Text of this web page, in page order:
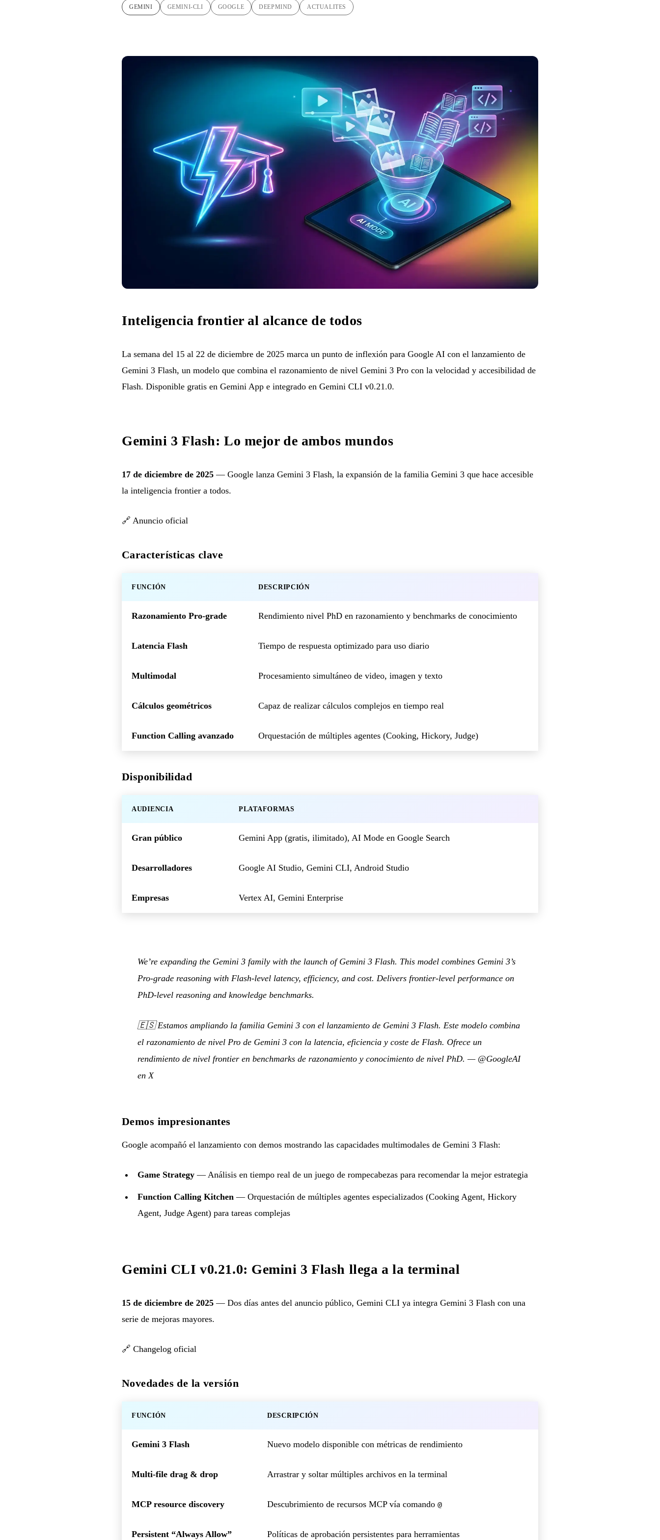
GEMINI GEMINI-CLI GOOGLE DEEPMIND ACTUALITES
Inteligencia frontier al alcance de todos
La semana del 15 al 22 de diciembre de 2025 marca un punto de inflexión para Google AI con el lanzamiento de
Gemini 3 Flash, un modelo que combina el razonamiento de nivel Gemini 3 Pro con la velocidad y accesibilidad de
Flash. Disponible gratis en Gemini App e integrado en Gemini CLI v0.21.0.
Gemini 3 Flash: Lo mejor de ambos mundos
17 de diciembre de 2025 — Google lanza Gemini 3 Flash, la expansión de la familia Gemini 3 que hace accesible
la inteligencia frontier a todos.
🔗 Anuncio oficial
Características clave
FUNCIÓN DESCRIPCIÓN
Razonamiento Pro-grade Rendimiento nivel PhD en razonamiento y benchmarks de conocimiento
Latencia Flash Tiempo de respuesta optimizado para uso diario
Multimodal Procesamiento simultáneo de video, imagen y texto
Cálculos geométricos Capaz de realizar cálculos complejos en tiempo real
Function Calling avanzado Orquestación de múltiples agentes (Cooking, Hickory, Judge)
Disponibilidad
AUDIENCIA PLATAFORMAS
Gran público Gemini App (gratis, ilimitado), AI Mode en Google Search
Desarrolladores Google AI Studio, Gemini CLI, Android Studio
Empresas Vertex AI, Gemini Enterprise
We’re expanding the Gemini 3 family with the launch of Gemini 3 Flash. This model combines Gemini 3’s
Pro-grade reasoning with Flash-level latency, efficiency, and cost. Delivers frontier-level performance on
PhD-level reasoning and knowledge benchmarks.
🇪🇸Estamos ampliando la familia Gemini 3 con el lanzamiento de Gemini 3 Flash. Este modelo combina
el razonamiento de nivel Pro de Gemini 3 con la latencia, eficiencia y coste de Flash. Ofrece un
rendimiento de nivel frontier en benchmarks de razonamiento y conocimiento de nivel PhD. — @GoogleAI
en X
Demos impresionantes
Google acompañó el lanzamiento con demos mostrando las capacidades multimodales de Gemini 3 Flash:
Game Strategy — Análisis en tiempo real de un juego de rompecabezas para recomendar la mejor estrategia
Function Calling Kitchen — Orquestación de múltiples agentes especializados (Cooking Agent, Hickory
Agent, Judge Agent) para tareas complejas
Gemini CLI v0.21.0: Gemini 3 Flash llega a la terminal
15 de diciembre de 2025 — Dos días antes del anuncio público, Gemini CLI ya integra Gemini 3 Flash con una
serie de mejoras mayores.
🔗 Changelog oficial
Novedades de la versión
FUNCIÓN DESCRIPCIÓN
Gemini 3 Flash Nuevo modelo disponible con métricas de rendimiento
Multi-file drag & drop Arrastrar y soltar múltiples archivos en la terminal
MCP resource discovery Descubrimiento de recursos MCP vía comando @
Persistent “Always Allow” Políticas de aprobación persistentes para herramientas